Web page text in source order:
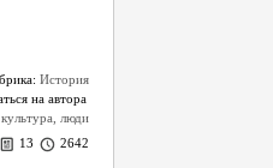
История
люди
13 2642